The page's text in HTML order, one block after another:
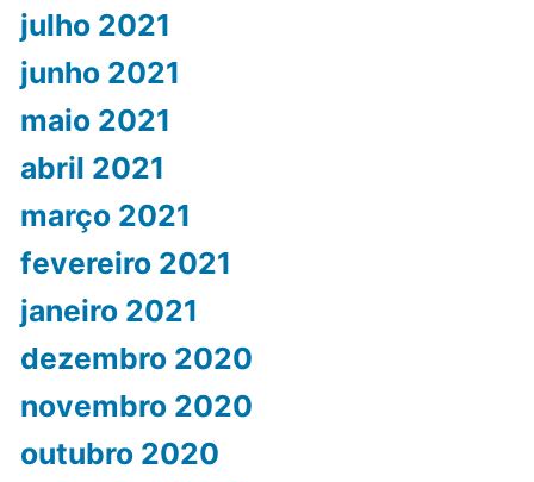
julho 2021
junho 2021
maio 2021
abril 2021
março 2021
fevereiro 2021
janeiro 2021
dezembro 2020
novembro 2020
outubro 2020